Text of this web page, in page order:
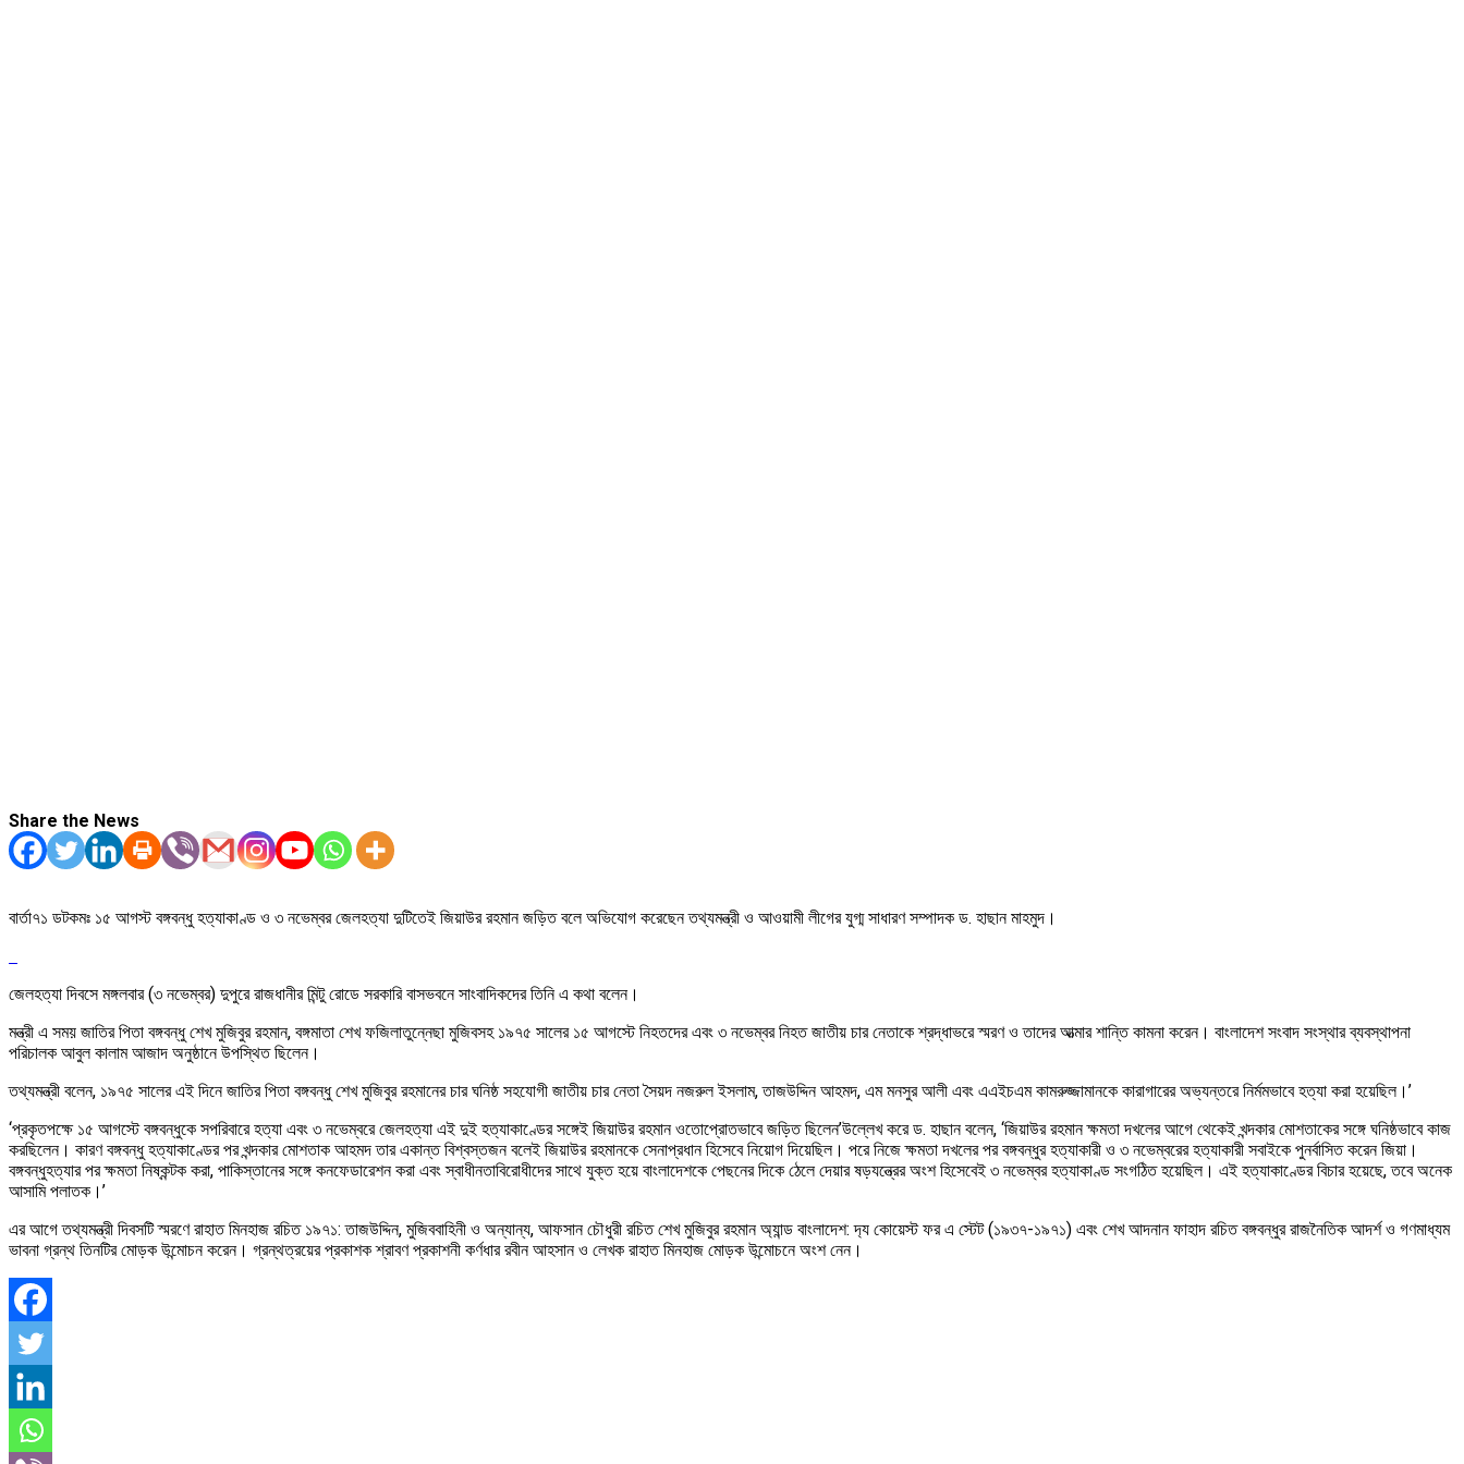
Share the News
বার্তা৭১ ডটকমঃ ১৫ আগস্ট বঙ্গবন্ধু হত্যাকাণ্ড ও ৩ নভেম্বর জেলহত্যা দুটিতেই জিয়াউর রহমান জড়িত বলে অভিযোগ করেছেন তথ্যমন্ত্রী ও আওয়ামী লীগের যুগ্ম সাধারণ সম্পাদক ড. হাছান মাহমুদ।
জেলহত্যা দিবসে মঙ্গলবার (৩ নভেম্বর) দুপুরে রাজধানীর মিন্টু রোডে সরকারি বাসভবনে সাংবাদিকদের তিনি এ কথা বলেন।
মন্ত্রী এ সময় জাতির পিতা বঙ্গবন্ধু শেখ মুজিবুর রহমান, বঙ্গমাতা শেখ ফজিলাতুন্নেছা মুজিবসহ ১৯৭৫ সালের ১৫ আগস্টে নিহতদের এবং ৩ নভেম্বর নিহত জাতীয় চার নেতাকে শ্রদ্ধাভরে স্মরণ ও তাদের আত্মার শান্তি কামনা করেন। বাংলাদেশ সংবাদ সংস্থার ব্যবস্থাপনা
পরিচালক আবুল কালাম আজাদ অনুষ্ঠানে উপস্থিত ছিলেন।
তথ্যমন্ত্রী বলেন, ১৯৭৫ সালের এই দিনে জাতির পিতা বঙ্গবন্ধু শেখ মুজিবুর রহমানের চার ঘনিষ্ঠ সহযোগী জাতীয় চার নেতা সৈয়দ নজরুল ইসলাম, তাজউদ্দিন আহমদ, এম মনসুর আলী এবং এএইচএম কামরুজ্জামানকে কারাগারের অভ্যন্তরে নির্মমভাবে হত্যা করা হয়েছিল।’
‘প্রকৃতপক্ষে ১৫ আগস্টে বঙ্গবন্ধুকে সপরিবারে হত্যা এবং ৩ নভেম্বরে জেলহত্যা এই দুই হত্যাকাণ্ডের সঙ্গেই জিয়াউর রহমান ওতোপ্রোতভাবে জড়িত ছিলেন’উল্লেখ করে ড. হাছান বলেন, ‘জিয়াউর রহমান ক্ষমতা দখলের আগে থেকেই খন্দকার মোশতাকের সঙ্গে ঘনিষ্ঠভাবে কাজ
করছিলেন। কারণ বঙ্গবন্ধু হত্যাকাণ্ডের পর খন্দকার মোশতাক আহমদ তার একান্ত বিশ্বস্তজন বলেই জিয়াউর রহমানকে সেনাপ্রধান হিসেবে নিয়োগ দিয়েছিল। পরে নিজে ক্ষমতা দখলের পর বঙ্গবন্ধুর হত্যাকারী ও ৩ নভেম্বরের হত্যাকারী সবাইকে পুনর্বাসিত করেন জিয়া।
বঙ্গবন্ধুহত্যার পর ক্ষমতা নিষ্কন্টক করা, পাকিস্তানের সঙ্গে কনফেডারেশন করা এবং স্বাধীনতাবিরোধীদের সাথে যুক্ত হয়ে বাংলাদেশকে পেছনের দিকে ঠেলে দেয়ার ষড়যন্ত্রের অংশ হিসেবেই ৩ নভেম্বর হত্যাকাণ্ড সংগঠিত হয়েছিল। এই হত্যাকাণ্ডের বিচার হয়েছে, তবে অনেক
আসামি পলাতক।’
এর আগে তথ্যমন্ত্রী দিবসটি স্মরণে রাহাত মিনহাজ রচিত ১৯৭১: তাজউদ্দিন, মুজিববাহিনী ও অন্যান্য, আফসান চৌধুরী রচিত শেখ মুজিবুর রহমান অ‌্যান্ড বাংলাদেশ: দ‌্য কোয়েস্ট ফর এ স্টেট (১৯৩৭-১৯৭১) এবং শেখ আদনান ফাহাদ রচিত বঙ্গবন্ধুর রাজনৈতিক আদর্শ ও গণমাধ্যম
ভাবনা গ্রন্থ তিনটির মোড়ক উন্মোচন করেন। গ্রন্থত্রয়ের প্রকাশক শ্রাবণ প্রকাশনী কর্ণধার রবীন আহসান ও লেখক রাহাত মিনহাজ মোড়ক উন্মোচনে অংশ নেন।